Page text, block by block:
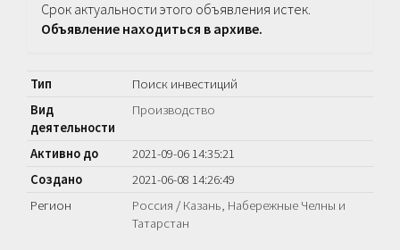
Срок актуальности этого объявления истек.
Объявление находиться в архиве.
Тип
Поиск инвестиций
Вид
деятельности
Производство
Активно до
2021-09-06 14:35:21
Создано
2021-06-08 14:26:49
Регион
Россия / Казань, Набережные Челны и
Татарстан